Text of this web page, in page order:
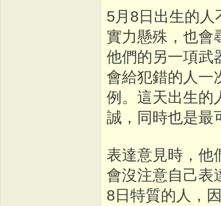
5月8日出生的
實力懸殊，也會
他們的另一項武
會給犯錯的人一
例。這天出生的
誠，同時也是最
表達意見時，他
會沒注意自己表
8日特質的人，